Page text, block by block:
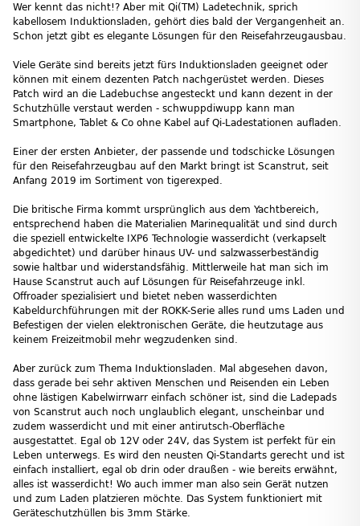
Wer kennt das nicht!? Aber mit Qi(TM) Ladetechnik, sprich
kabellosem Induktionsladen, gehört dies bald der Vergangenheit an.
Schon jetzt gibt es elegante Lösungen für den Reisefahrzeugausbau.
Viele Geräte sind bereits jetzt fürs Induktionsladen geeignet oder
können mit einem dezenten Patch nachgerüstet werden. Dieses
Patch wird an die Ladebuchse angesteckt und kann dezent in der
Schutzhülle verstaut werden - schwuppdiwupp kann man
Smartphone, Tablet & Co ohne Kabel auf Qi-Ladestationen aufladen.
Einer der ersten Anbieter, der passende und todschicke Lösungen
für den Reisefahrzeugbau auf den Markt bringt ist Scanstrut, seit
Anfang 2019 im Sortiment von tigerexped.
Die britische Firma kommt ursprünglich aus dem Yachtbereich,
entsprechend haben die Materialien Marinequalität und sind durch
die speziell entwickelte IXP6 Technologie wasserdicht (verkapselt
abgedichtet) und darüber hinaus UV- und salzwasserbeständig
sowie haltbar und widerstandsfähig. Mittlerweile hat man sich im
Hause Scanstrut auch auf Lösungen für Reisefahrzeuge inkl.
Offroader spezialisiert und bietet neben wasserdichten
Kabeldurchführungen mit der ROKK-Serie alles rund ums Laden und
Befestigen der vielen elektronischen Geräte, die heutzutage aus
keinem Freizeitmobil mehr wegzudenken sind.
Aber zurück zum Thema Induktionsladen. Mal abgesehen davon,
dass gerade bei sehr aktiven Menschen und Reisenden ein Leben
ohne lästigen Kabelwirrwarr einfach schöner ist, sind die Ladepads
von Scanstrut auch noch unglaublich elegant, unscheinbar und
zudem wasserdicht und mit einer antirutsch-Oberfläche
ausgestattet. Egal ob 12V oder 24V, das System ist perfekt für ein
Leben unterwegs. Es wird den neusten Qi-Standarts gerecht und ist
einfach installiert, egal ob drin oder draußen - wie bereits erwähnt,
alles ist wasserdicht! Wo auch immer man also sein Gerät nutzen
und zum Laden platzieren möchte. Das System funktioniert mit
Geräteschutzhüllen bis 3mm Stärke.